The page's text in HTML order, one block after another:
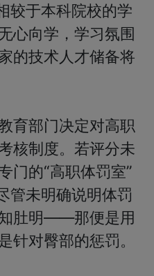
较于本科院校的学
心向学，学习氛围
的技术人才储备将
育部门决定对高职
核制度。若评分未
门的“高职体罚室”
管未明确说明体罚
肚明——那便是用
针对臀部的惩罚。